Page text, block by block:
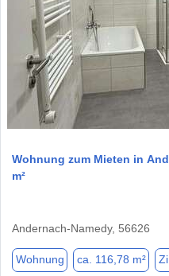
Wohnung zum Mieten in
m²
Andernach-Namedy, 56626
Wohnung ca. 116,78 m²